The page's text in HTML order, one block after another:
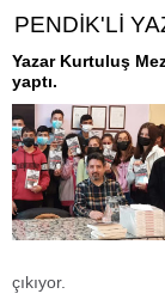
PENDİK'Lİ
Yazar Kurtuluş
yaptı.
çıkıyor.